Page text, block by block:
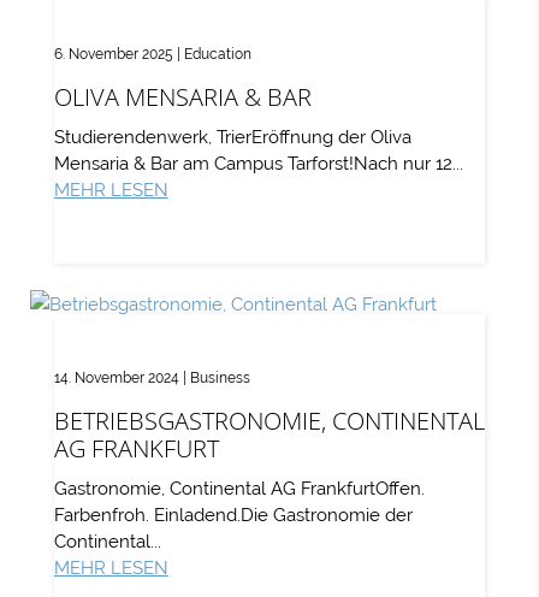
OLIVA MENSARIA & BAR
6. November 2025 Education
Studierendenwerk, TrierEröffnung der Oliva
Mensaria & Bar am Campus Tarforst!Nach nur 12...
MEHR LESEN
BETRIEBSGASTRONOMIE, CONTINENTAL
AG FRANKFURT
14. November 2024| Business
Gastronomie, Continental AG FrankfurtOffen.
Farbenfroh. Einladend.Die Gastronomie der
Continental...
MEHR LESEN